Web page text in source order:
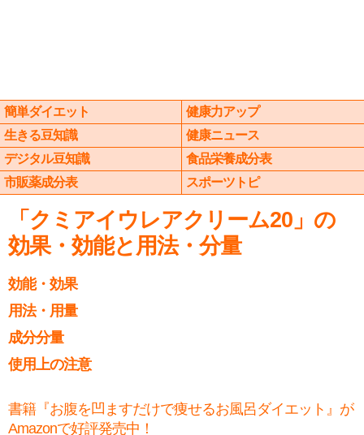
簡単ダイエット
健康力アップ
生きる豆知識
健康ニュース
デジタル豆知識
食品栄養成分表
市販薬成分表
スポーツトピ
「クミアイウレアクリーム20」の
効果・効能と用法・分量
効能・効果
用法・用量
成分分量
使用上の注意
書籍『お腹を凹ますだけで痩せるお風呂ダイエット』が
Amazonで好評発売中！